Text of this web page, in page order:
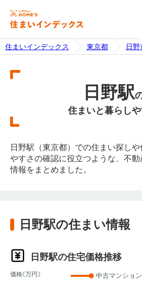
住まいインデックス 東京都 日野
日野駅
住まいと暮らしや
日野駅（東京都）での住まい探し
やすさの確認に役立つような、不
情報をまとめました。
日野駅の住まい情報
日野駅の住宅価格推移
価格(万円) 中古マンション